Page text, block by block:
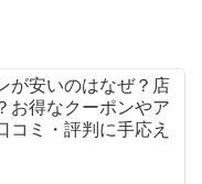
が安いのはなぜ？店
お得なクーポンやア
コミ・評判に手応え